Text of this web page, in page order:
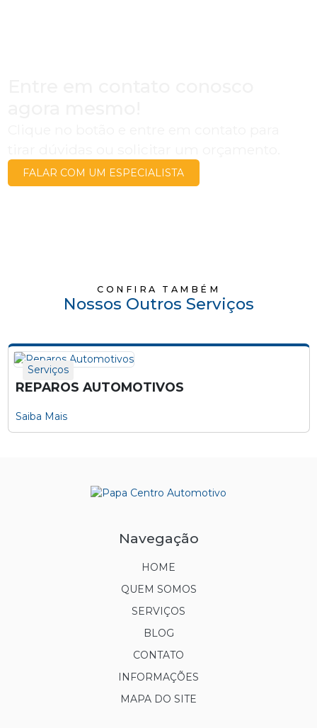
FALAR COM UM ESPECIALISTA
CONFIRA TAMBÉM
Nossos Outros Serviços
Serviços
REPAROS AUTOMOTIVOS
Saiba Mais
Navegação
HOME
QUEM SOMOS
SERVIÇOS
BLOG
CONTATO
INFORMAÇÕES
MAPA DO SITE